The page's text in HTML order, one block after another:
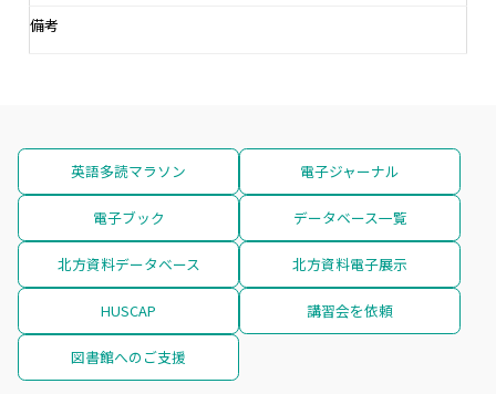
備考
英語多読マラソン 電子ジャーナル
電子ブック データベース一覧
北方資料データベース 北方資料電子展示
HUSCAP 講習会を依頼
図書館へのご支援